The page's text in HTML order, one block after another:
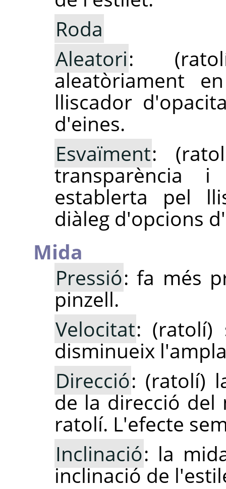
Roda
Aleatori:
aleatòriament
lliscador
d'eines.
Esvaïment:
transparència
establerta pel
diàleg d'opcions
Mida
Pressió: fa més
pinzell.
Velocitat: (ratolí)
disminueix
Direcció: (ratolí)
de la direcció
ratolí. L'efecte
Inclinació: la
inclinació de